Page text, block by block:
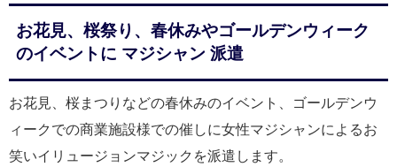
お花見、桜祭り、春休みやゴールデンウィーク
のイベントに マジシャン 派遣
お花見、桜まつりなどの春休みのイベント、ゴールデンウ
ィークでの商業施設様での催しに女性マジシャンによるお
笑いイリュージョンマジックを派遣します。